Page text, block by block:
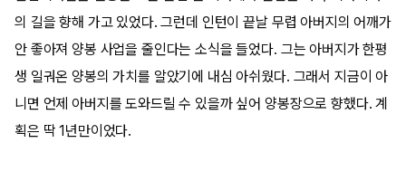
의 길을 향해 가고 있었다. 그런데 인턴이 끝날 무렵 아버지의 어깨가
안 좋아져 양봉 사업을 줄인다는 소식을 들었다. 그는 아버지가 한평
생 일궈온 양봉의 가치를 알았기에 내심 아쉬웠다. 그래서 지금이 아
니면 언제 아버지를 도와드릴 수 있을까 싶어 양봉장으로 향했다. 계
획은 딱 1년만이었다.